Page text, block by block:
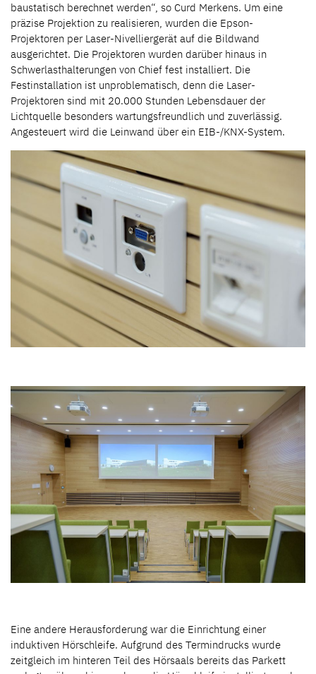
baustatisch berechnet werden“, so Curd Merkens. Um eine
präzise Projektion zu realisieren, wurden die Epson-
Projektoren per Laser-Nivelliergerät auf die Bildwand
ausgerichtet. Die Projektoren wurden darüber hinaus in
Schwerlasthalterungen von Chief fest installiert. Die
Festinstallation ist unproblematisch, denn die Laser-
Projektoren sind mit 20.000 Stunden Lebensdauer der
Lichtquelle besonders wartungsfreundlich und zuverlässig.
Angesteuert wird die Leinwand über ein EIB-/KNX-System.
Eine andere Herausforderung war die Einrichtung einer
induktiven Hörschleife. Aufgrund des Termindrucks wurde
zeitgleich im hinteren Teil des Hörsaals bereits das Parkett